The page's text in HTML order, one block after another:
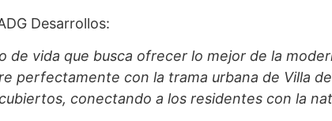
Desarrollos:
de vida que busca ofrecer lo mejor de la
perfectamente con la trama urbana de Villa
conectando a los residentes con la